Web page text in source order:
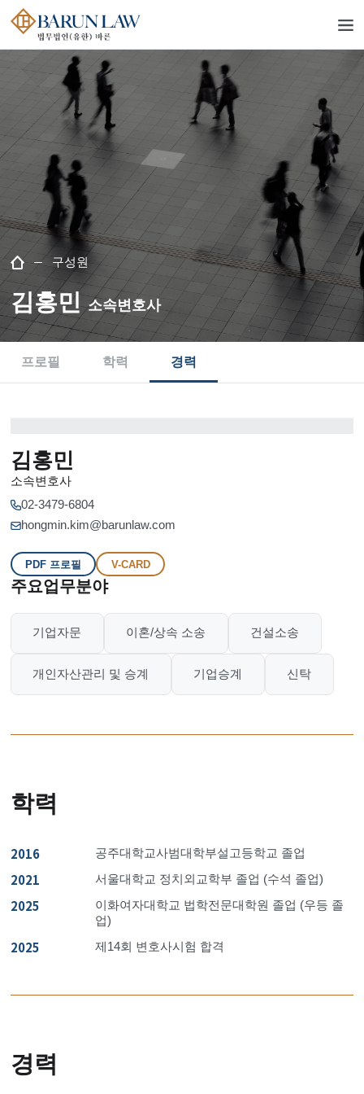
구성원
김홍민소속변호사
프로필 학력 경력
김홍민
소속변호사
02-3479-6804
hongmin.kim@barunlaw.com
PDF 프로필 V-CARD
주요업무분야
기업자문 이혼/상속 소송 건설소송
개인자산관리 및 승계 기업승계 신탁
학력
2016 공주대학교사범대학부설고등학교 졸업
2021 서울대학교 정치외교학부 졸업 (수석 졸업)
2025
이화여자대학교 법학전문대학원 졸업 (우등 졸
업)
2025 제14회 변호사시험 합격
경력